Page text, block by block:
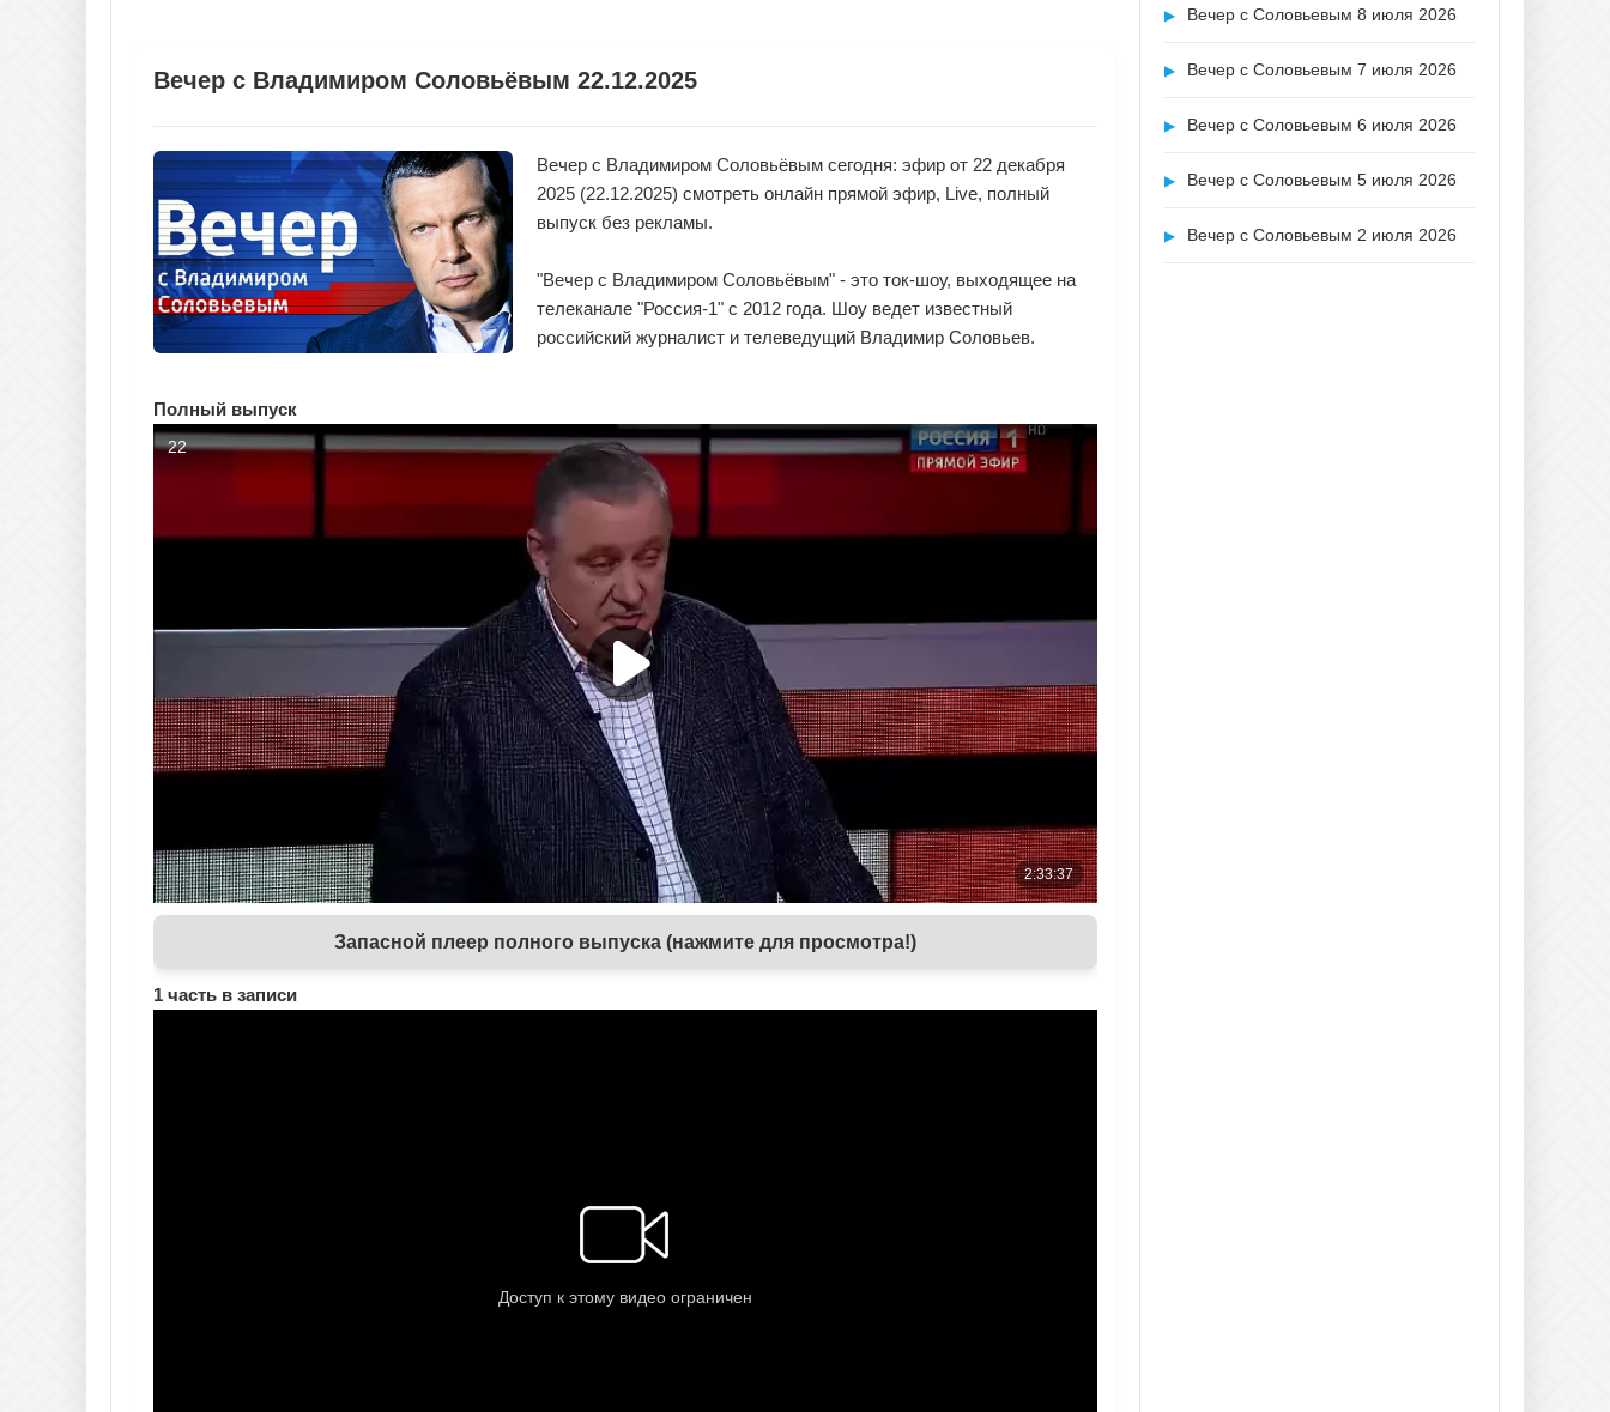
Вечер с Владимиром Соловьёвым 22.12.2025
Вечер с Владимиром Соловьёвым сегодня: эфир от 22 декабря
2025 (22.12.2025) смотреть онлайн прямой эфир, Live, полный
выпуск без рекламы.
"Вечер с Владимиром Соловьёвым" - это ток-шоу, выходящее на
телеканале "Россия-1" с 2012 года. Шоу ведет известный
российский журналист и телеведущий Владимир Соловьев.
Полный выпуск
Запасной плеер полного выпуска (нажмите для просмотра!)
1 часть в записи
▶ Вечер с Соловьевым 8 июля 2026
▶ Вечер с Соловьевым 7 июля 2026
▶ Вечер с Соловьевым 6 июля 2026
▶ Вечер с Соловьевым 5 июля 2026
▶ Вечер с Соловьевым 2 июля 2026